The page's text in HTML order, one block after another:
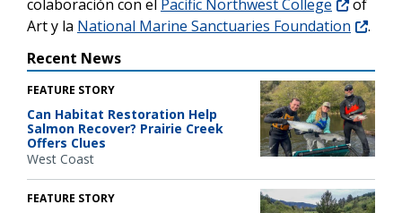
colaboración con el Pacific Northwest College
of
Art y la National Marine Sanctuaries Foundation
.
Recent News
FEATURE STORY
Can Habitat Restoration Help
Salmon Recover? Prairie Creek
Offers Clues
West Coast
FEATURE STORY